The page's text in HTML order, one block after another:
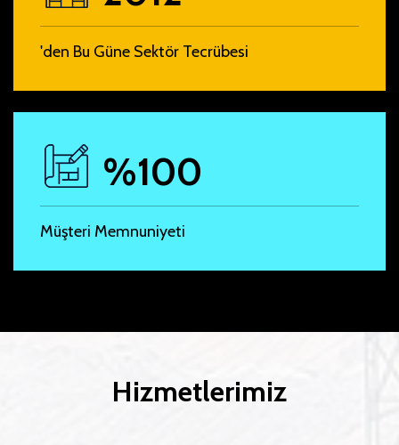
'den Bu Güne Sektör Tecrübesi
%100
Müşteri Memnuniyeti
Hizmetlerimiz